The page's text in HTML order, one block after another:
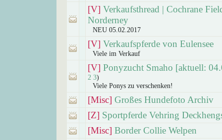
[V] Verkaufsthread | Cochrane
Norderney
NEU 05.02.2017
[V] Verkaufspferde von Eulensee
Viele im Verkauf
[V] Ponyzucht Smaho [aktuell:
2 3)
Viele Ponys zu verschenken!
[Misc] Großes Hundefoto Archiv
[Z] Sportpferde Vehring
[Misc] Border Collie Welpen